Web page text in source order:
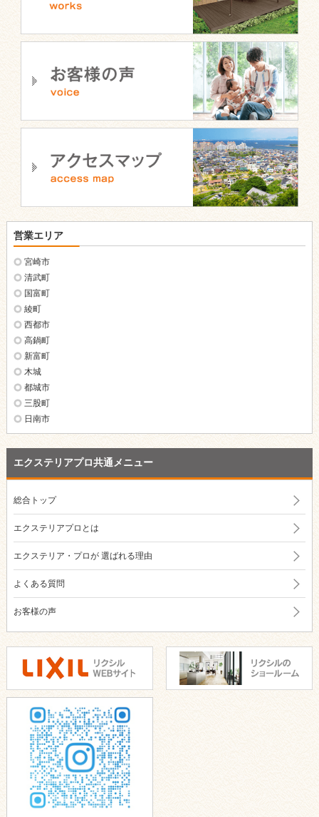
エクステリアプロ共通メニュー
総合トップ
エクステリアプロとは
エクステリア・プロが選ばれる理由
よくある質問
お客様の声
営業エリア
宮崎市
清武町
国富町
綾町
西都市
高鍋町
新富町
木城
都城市
三股町
日南市